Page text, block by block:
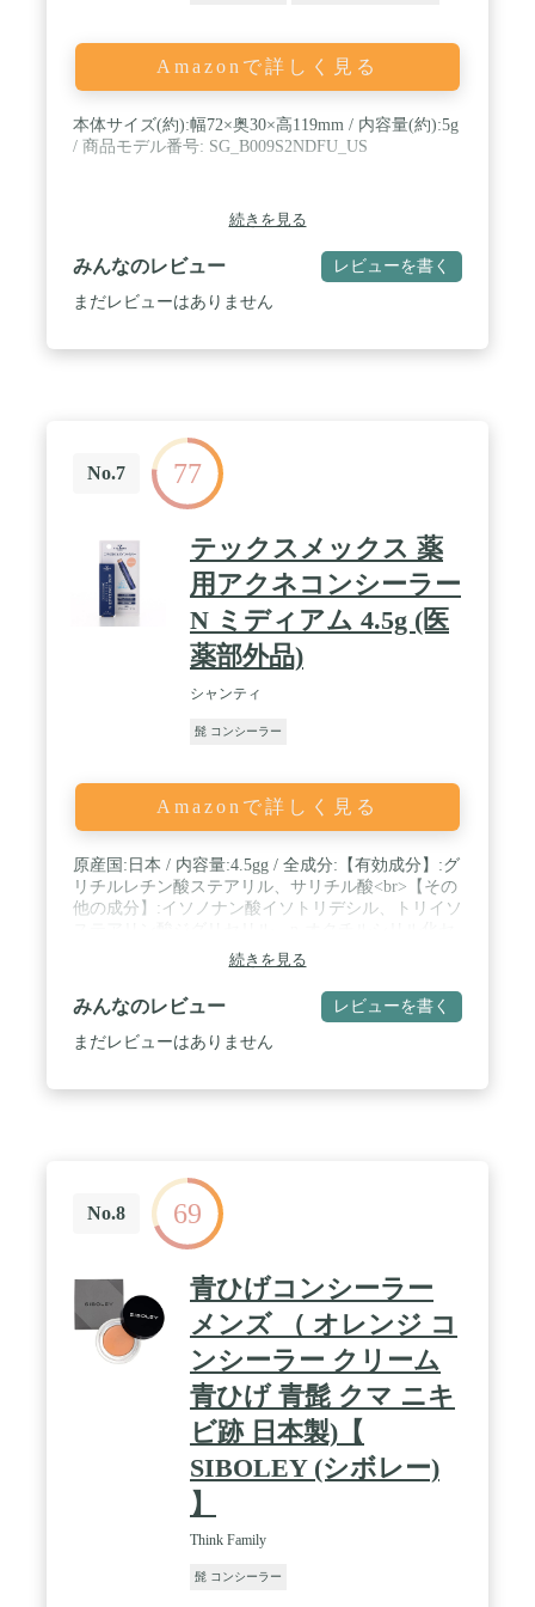
Amazonで詳しく見る
本体サイズ(約):幅72×奥30×高119mm / 内容量(約):5g
/ 商品モデル番号: SG_B009S2NDFU_US
続きを見る
みんなのレビュー レビューを書く
まだレビューはありません
No.7 77
テックスメックス 薬
用アクネコンシーラー
N ミディアム 4.5g (医
薬部外品)
シャンティ
髭 コンシーラー
Amazonで詳しく見る
原産国:日本 / 内容量:4.5gg / 全成分:【有効成分】:グ
リチルレチン酸ステアリル、サリチル酸<br>【その
他の成分】:イソノナン酸イソトリデシル、トリイソ
リサイト、n-オクチルシリル化酸化チタン、2-エチ
ルヘキサン酸セチル、コメヌカロウ、キャンデリラ
ロウ、架橋アクリル酸アルキル共重合体、黄酸化
鉄、ジペンタエリトリット脂肪酸エステル(2)、ベン
ガラ、水溶性コラーゲン液(4)、ヒアルロン酸ナトリ
続きを見る
みんなのレビュー レビューを書く
まだレビューはありません
No.8 69
青ひげコンシーラー
メンズ （ オレンジ コ
ンシーラー クリーム
青ひげ 青髭 クマ ニキ
ビ跡 日本製)【
SIBOLEY (シボレー)
】
Think Family
髭 コンシーラー